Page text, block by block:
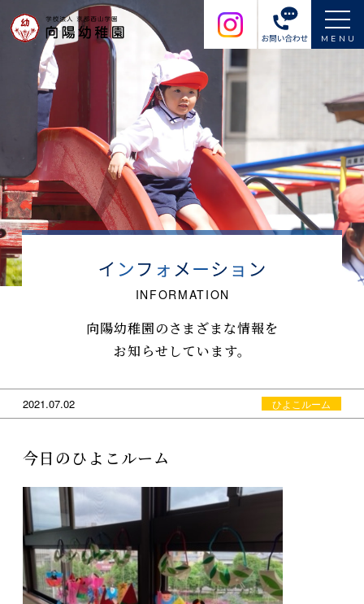
MENU
向陽幼稚園のさまざまな情報を
お知らせしています。
今日のひよこルーム
2021.07.02 ひよこルーム